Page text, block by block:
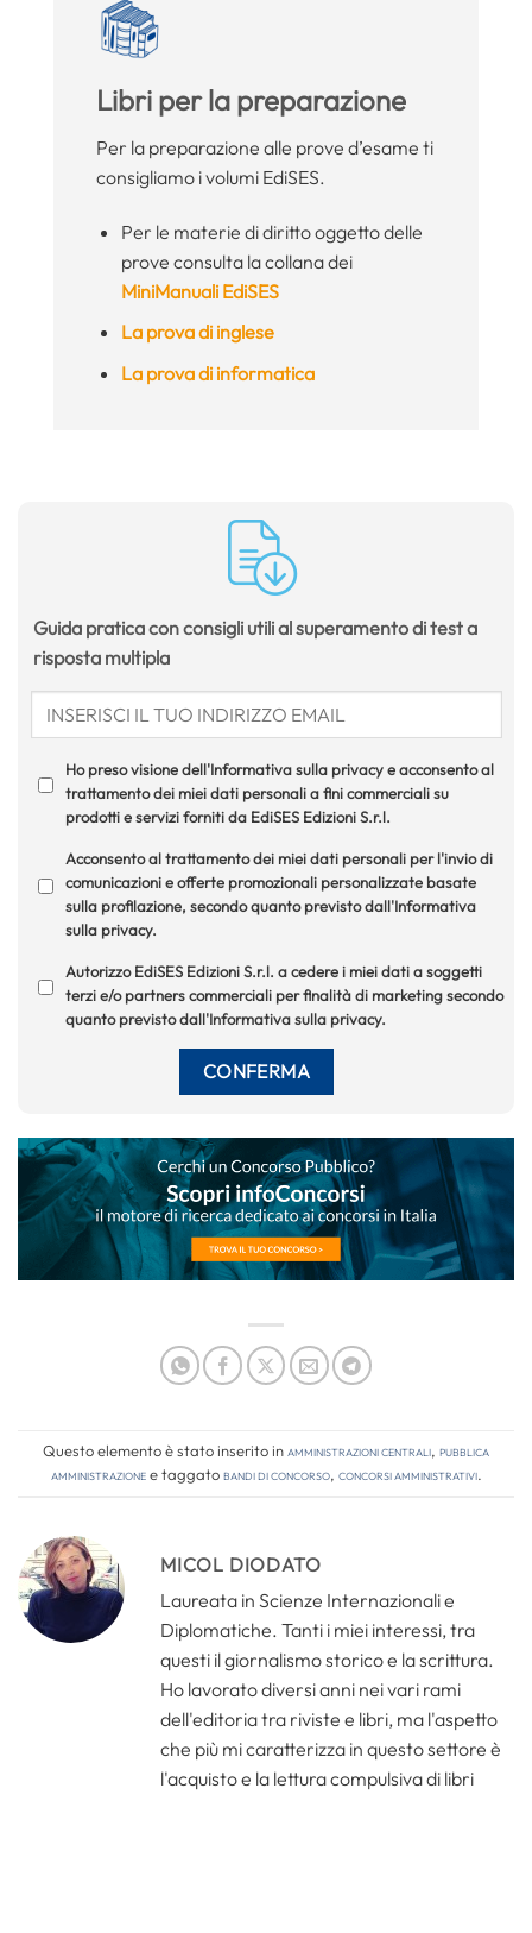
Libri per la preparazione
Per la preparazione alle prove d’esame ti
consigliamo i volumi EdiSES.
Per le materie di diritto oggetto delle
prove consulta la collana dei
MiniManuali EdiSES
La prova di inglese
La prova di informatica
Guida pratica con consigli utili al superamento di test a
risposta multipla
Ho preso visione dell'Informativa sulla privacy e acconsento al
trattamento dei miei dati personali a fini commerciali su
prodotti e servizi forniti da EdiSES Edizioni S.r.l.
Acconsento al trattamento dei miei dati personali per l'invio di
comunicazioni e offerte promozionali personalizzate basate
sulla profilazione, secondo quanto previsto dall'Informativa
sulla privacy.
Autorizzo EdiSES Edizioni S.r.l. a cedere i miei dati a soggetti
terzi e/o partners commerciali per finalità di marketing secondo
quanto previsto dall'Informativa sulla privacy.
Questo elemento è stato inserito in Amministrazioni Centrali, Pubblica
amministrazionee taggatobandi di concorso, concorsi amministrativi.
MICOL DIODATO
Laureata in Scienze Internazionali e
Diplomatiche. Tanti i miei interessi, tra
questi il giornalismo storico e la scrittura.
Ho lavorato diversi anni nei vari rami
dell'editoria tra riviste e libri, ma l'aspetto
che più mi caratterizza in questo settore è
l'acquisto e la lettura compulsiva di libri